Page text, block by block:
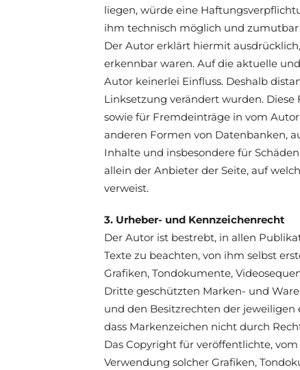
liegen, würde eine
ihm technisch möglich und
Der Autor erklärt hiermit
erkennbar waren. Auf die aktuelle
Autor keinerlei Einfluss. Deshalb
Linksetzung verändert wurden.
sowie für Fremdeinträge in vom
anderen Formen von Datenbanken,
Inhalte und insbesondere für
allein der Anbieter der Seite, auf
verweist.
3. Urheber- und Kennzeichenrecht
Der Autor ist bestrebt, in allen
Texte zu beachten, von ihm selbst
Grafiken, Tondokumente,
Dritte geschützten Marken- und
und den Besitzrechten der
dass Markenzeichen nicht durch
Das Copyright für veröffentlichte,
Verwendung solcher Grafiken,